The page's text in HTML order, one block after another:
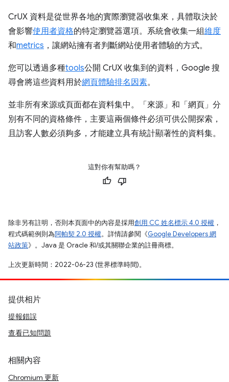
CrUX 資料是從世界各地的實際瀏覽器收集來，具體取決於
會影響使用者資格的特定瀏覽器選項。系統會收集一組維度
和metrics ，讓網站擁有者判斷網站使用者體驗的方式。
您可以透過多種tools公開 CrUX 收集到的資料，Google 搜
尋會將這些資料用於網頁體驗排名因素。
並非所有來源或頁面都在資料集中。「來源」 和「網頁」 分
別有不同的資格條件，主要這兩個條件必須可供公開探索，
且訪客人數必須夠多，才能建立具有統計顯著性的資料集。
這對你有幫助嗎？
除非另有註明，否則本頁面中的內容是採用創用 CC 姓名標示 4.0 授權 ，
程式碼範例則為阿帕契 2.0 授權。詳情請參閱《Google Developers 網
站政策》。Java 是 Oracle 和/或其關聯企業的註冊商標。
上次更新時間：2022-06-23 (世界標準時間)。
提供相片
提報錯誤
查看已知問題
相關內容
Chromium 更新